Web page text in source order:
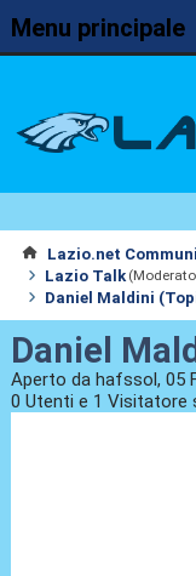
Menu principale
Lazio.net
Lazio Talk
Daniel Maldini
Daniel
Aperto da hafssol, 05
0 Utenti e 1 Visitatore